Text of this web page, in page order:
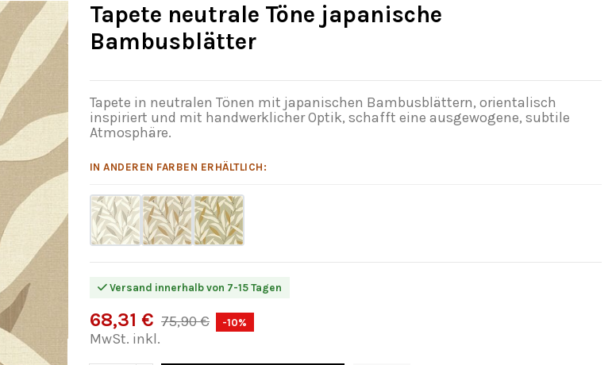
Tapete neutrale Töne japanische
Bambusblätter
Tapete in neutralen Tönen mit japanischen Bambusblättern, orientalisch
inspiriert und mit handwerklicher Optik, schafft eine ausgewogene, subtile
Atmosphäre.
IN ANDEREN FARBEN ERHÄLTLICH:
Versand innerhalb von 7-15 Tagen
68,31 € 75,90 € -10%
MwSt. inkl.